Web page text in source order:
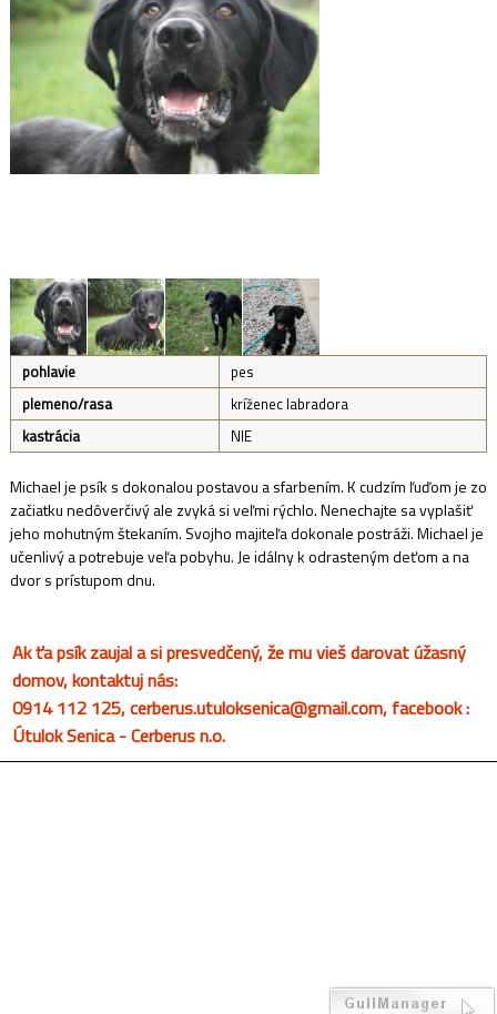
pohlavie
pes
plemeno/rasa
kríženec labradora
kastrácia
NIE
Michael je psík s dokonalou postavou a sfarbením. K cudzím ľuďom je zo
začiatku nedôverčivý ale zvyká si veľmi rýchlo. Nenechajte sa vyplašiť
jeho mohutným štekaním. Svojho majiteľa dokonale postráži. Michael je
učenlivý a potrebuje veľa pobyhu. Je idálny k odrasteným deťom a na
dvor s prístupom dnu.
Ak ťa psík zaujal a si presvedčený, že mu vieš darovat úžasný
domov, kontaktuj nás:
0914 112 125, cerberus.utuloksenica@gmail.com, facebook :
Útulok Senica - Cerberus n.o.